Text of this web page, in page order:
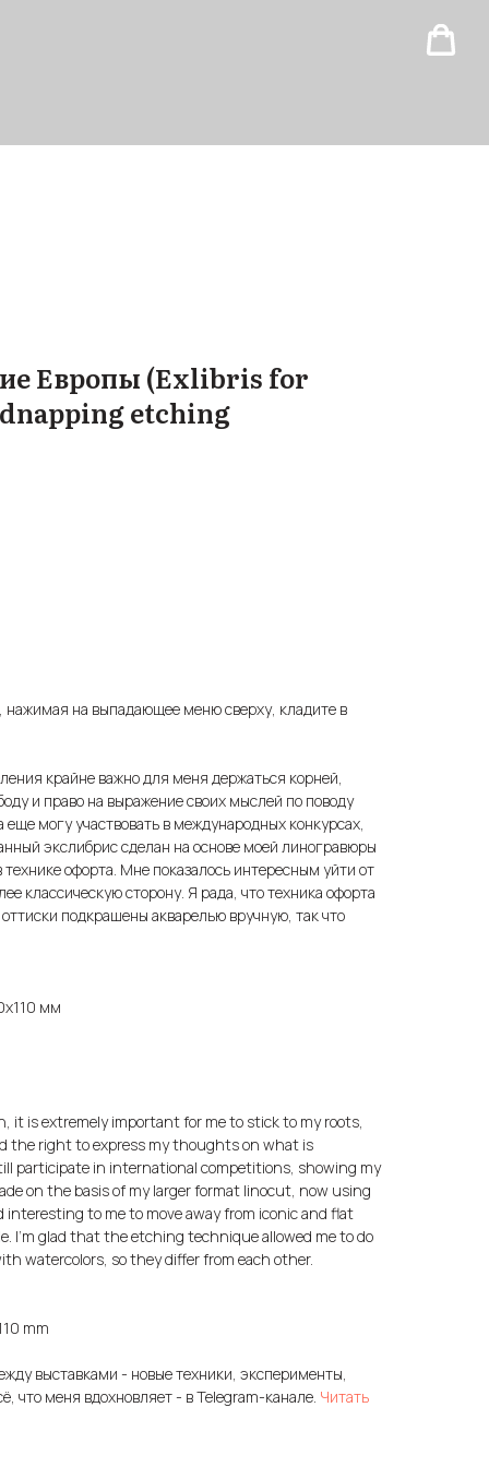
Европы (Exlibris for
etching
нажимая на выпадающее меню сверху, кладите в
крайне важно для меня держаться корней,
и право на выражение своих мыслей по поводу
могу участвовать в международных конкурсах,
экслибрис сделан на основе моей линогравюры
офорта. Мне показалось интересным уйти от
классическую сторону. Я рада, что техника офорта
подкрашены акварелью вручную, так что
мм
it is extremely important for me to stick to my roots,
the right to express my thoughts on what is
participate in international competitions, showing my
on the basis of my larger format linocut, now using
to me to move away from iconic and flat
I'm glad that the etching technique allowed me to do
watercolors, so they differ from each other.
mm
выставками - новые техники, эксперименты,
что меня вдохновляет - в Telegram-канале. Читать